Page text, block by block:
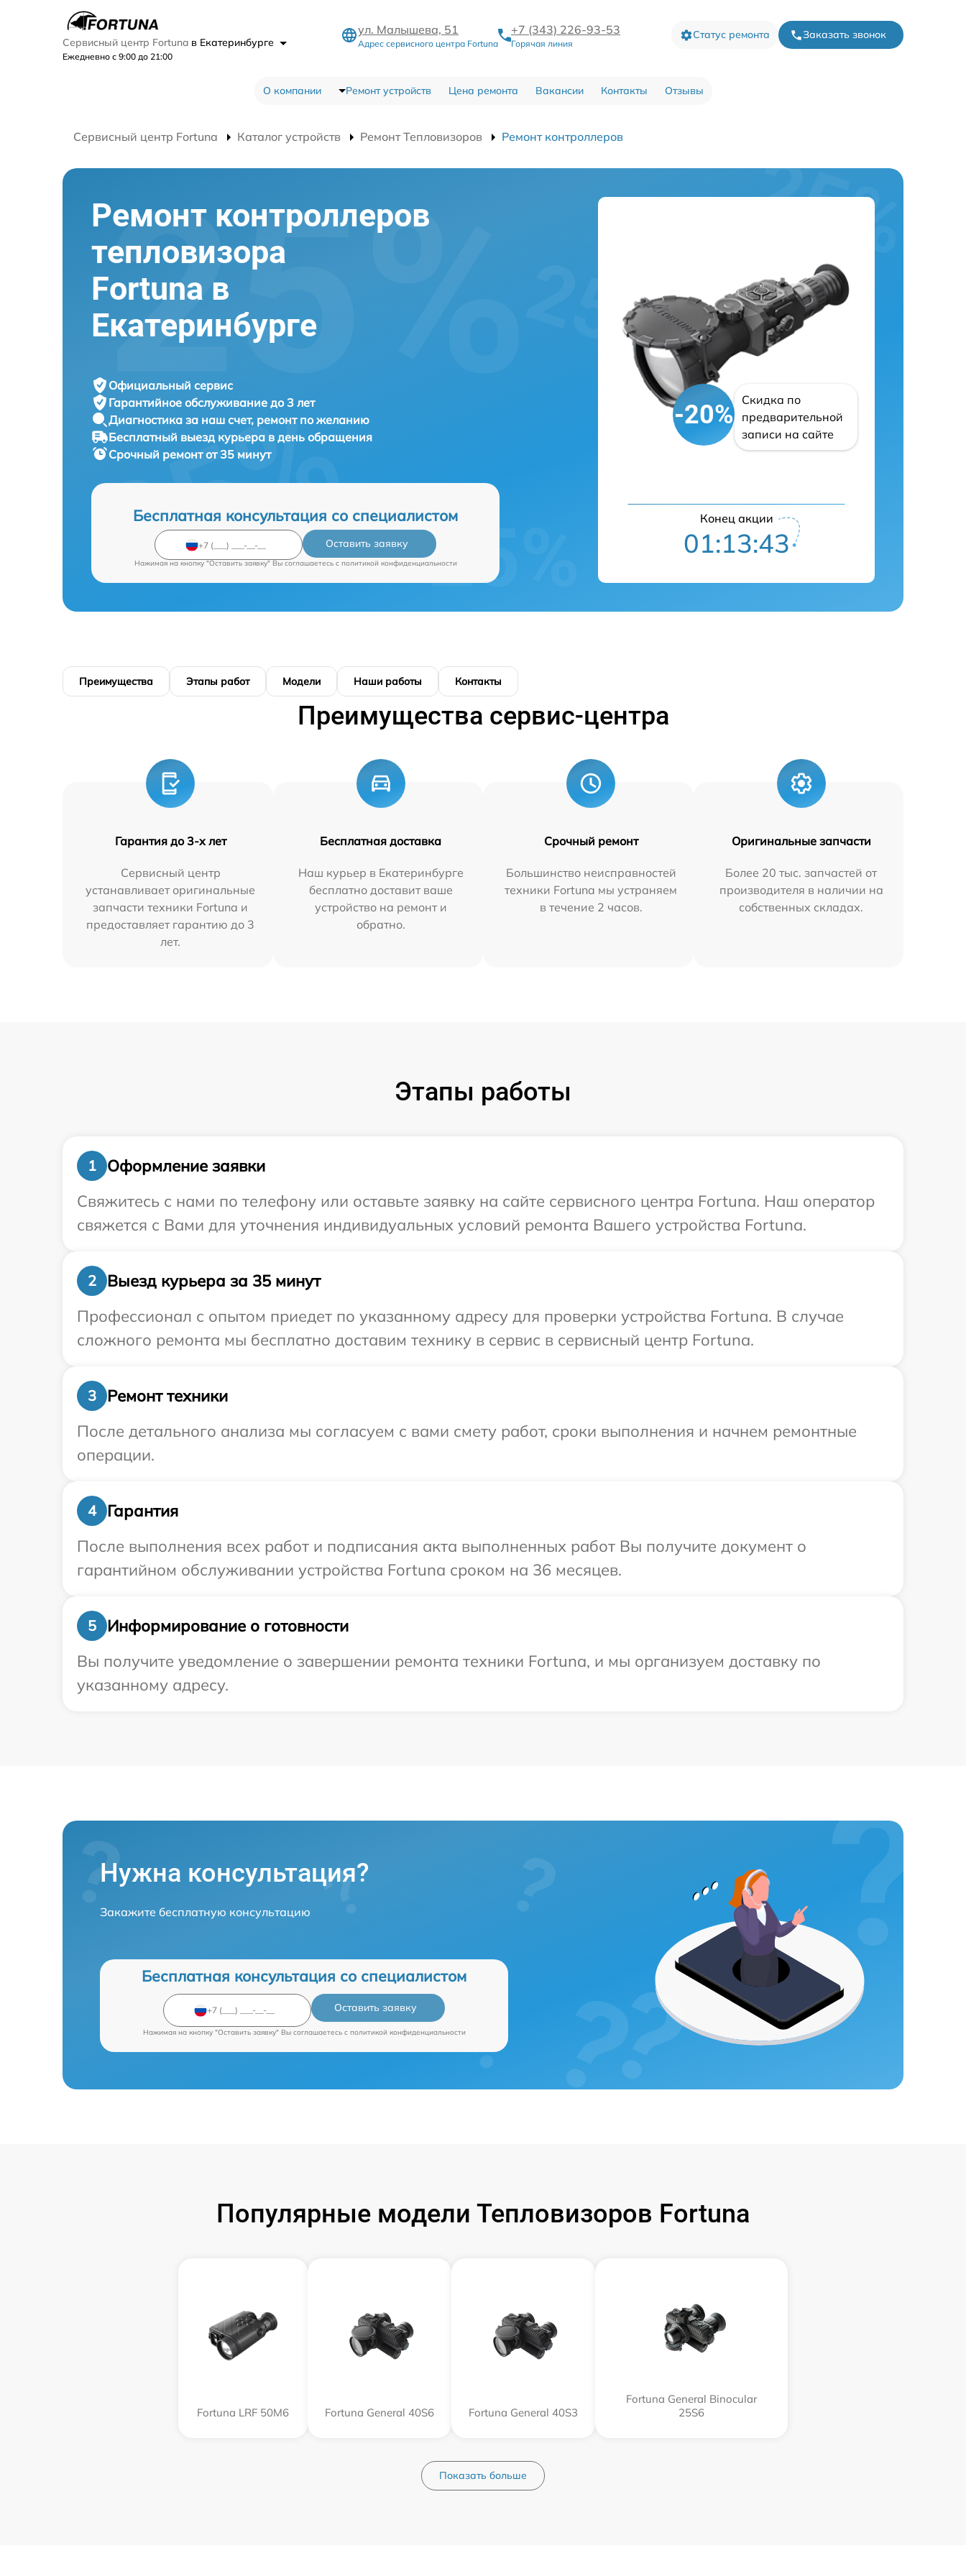
Сервисный центр Fortuna в Екатеринбурге
Ежедневно с 9:00 до 21:00
ул. Малышева, 51
Адрес сервисного центра Fortuna
+7 (343) 226-93-53
Горячая линия
Статус ремонта Заказать звонок
О компании Ремонт устройств Цена ремонта Вакансии Контакты Отзывы
Сервисный центр Fortuna Каталог устройств Ремонт Тепловизоров Ремонт контроллеров
Ремонт контроллеров
тепловизора
Fortuna в
Екатеринбурге
Официальный сервис
Гарантийное обслуживание до 3 лет
Диагностика за наш счет, ремонт по желанию
Бесплатный выезд курьера в день обращения
Срочный ремонтот 35 минут
Бесплатная консультация со специалистом
Оставить заявку
Нажимая на кнопку "Оставить заявку" Вы соглашаетесь c политикой конфиденциальности
-20%
Скидка по
предварительной
записи на сайте
Конец акции
01:13:41
Преимущества Этапы работ Модели Наши работы Контакты
Преимущества сервис-центра
Гарантия до 3-х лет
Сервисный центр
устанавливает оригинальные
запчасти техники Fortuna и
предоставляет гарантию до 3
лет.
Бесплатная доставка
Наш курьер в Екатеринбурге
бесплатно доставит ваше
устройство на ремонт и
обратно.
Срочный ремонт
Большинство неисправностей
техники Fortuna мы устраняем
в течение 2 часов.
Оригинальные запчасти
Более 20 тыс. запчастей от
производителя в наличии на
собственных складах.
Этапы работы
1
Оформление заявки
Свяжитесь с нами по телефону или оставьте заявку на сайте сервисного центра Fortuna. Наш оператор
свяжется с Вами для уточнения индивидуальных условий ремонта Вашего устройства Fortuna.
2
Выезд курьера за 35 минут
Профессионал с опытом приедет по указанному адресу для проверки устройства Fortuna. В случае
сложного ремонта мы бесплатно доставим технику в сервис в сервисный центр Fortuna.
3
Ремонт техники
После детального анализа мы согласуем с вами смету работ, сроки выполнения и начнем ремонтные
операции.
4
Гарантия
После выполнения всех работ и подписания акта выполненных работ Вы получите документ о
гарантийном обслуживании устройства Fortuna сроком на 36 месяцев.
5
Информирование о готовности
Вы получите уведомление о завершении ремонта техники Fortuna, и мы организуем доставку по
указанному адресу.
Нужна консультация?
Закажите бесплатную консультацию
Бесплатная консультация со специалистом
Оставить заявку
Нажимая на кнопку "Оставить заявку" Вы соглашаетесь c политикой конфиденциальности
Популярные модели Тепловизоров Fortuna
Fortuna LRF 50M6 Fortuna General 40S6 Fortuna General 40S3
Fortuna General Binocular
25S6
Показать больше